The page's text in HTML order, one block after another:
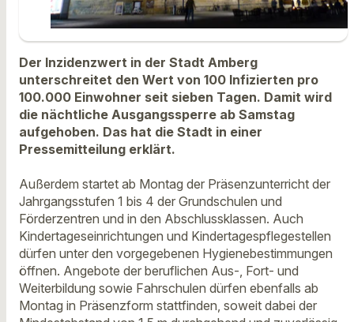
Der Inzidenzwert in der Stadt Amberg
unterschreitet den Wert von 100 Infizierten pro
100.000 Einwohner seit sieben Tagen. Damit wird
die nächtliche Ausgangssperre ab Samstag
aufgehoben. Das hat die Stadt in einer
Pressemitteilung erklärt.
Außerdem startet ab Montag der Präsenzunterricht der
Jahrgangsstufen 1 bis 4 der Grundschulen und
Förderzentren und in den Abschlussklassen. Auch
Kindertageseinrichtungen und Kindertagespflegestellen
dürfen unter den vorgegebenen Hygienebestimmungen
öffnen. Angebote der beruflichen Aus-, Fort- und
Weiterbildung sowie Fahrschulen dürfen ebenfalls ab
Montag in Präsenzform stattfinden, soweit dabei der